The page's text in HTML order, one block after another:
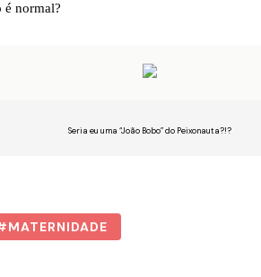
é normal?
Seria eu uma “João Bobo” do Peixonauta?!?
MATERNIDADE